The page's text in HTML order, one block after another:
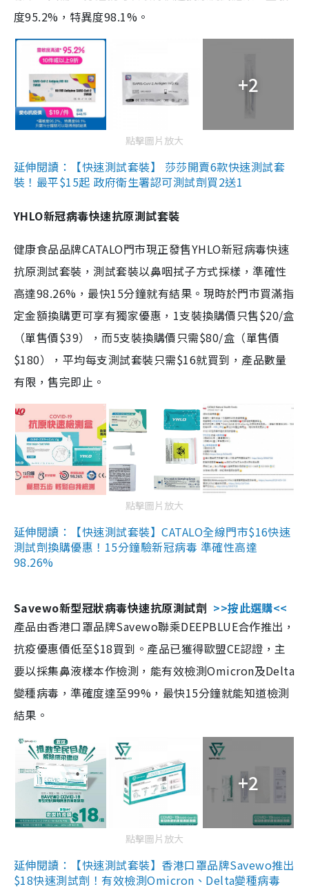
度95.2%，特異度98.1%。
+2
點擊圖片放大
延伸閱讀：【快速測試套裝】 莎莎開賣6款快速測試套
裝！最平$15起 政府衛生署認可測試劑買2送1
YHLO新冠病毒快速抗原測試套裝
健康食品品牌CATALO門市現正發售YHLO新冠病毒快速
抗原測試套裝，測試套裝以鼻咽拭子方式採樣，準確性
高達98.26%，最快15分鐘就有結果。現時於門市買滿指
定金額換購更可享有獨家優惠，1支裝換購價只售$20/盒
（單售價$39），而5支裝換購價只需$80/盒（單售價
$180），平均每支測試套裝只需$16就買到，產品數量
有限，售完即止。
點擊圖片放大
延伸閱讀：【快速測試套裝】CATALO全線門市$16快速
測試劑換購優惠！15分鐘驗新冠病毒 準確性高達
98.26%
Savewo新型冠狀病毒快速抗原測試劑 >>按此選購<<
產品由香港口罩品牌Savewo聯乘DEEPBLUE合作推出，
抗疫優惠價低至$18買到。產品已獲得歐盟CE認證，主
要以採集鼻液樣本作檢測，能有效檢測Omicron及Delta
變種病毒，準確度達至99%，最快15分鐘就能知道檢測
結果。
+2
點擊圖片放大
延伸閱讀：【快速測試套裝】香港口罩品牌Savewo推出
$18快速測試劑！有效檢測Omicron、Delta變種病毒